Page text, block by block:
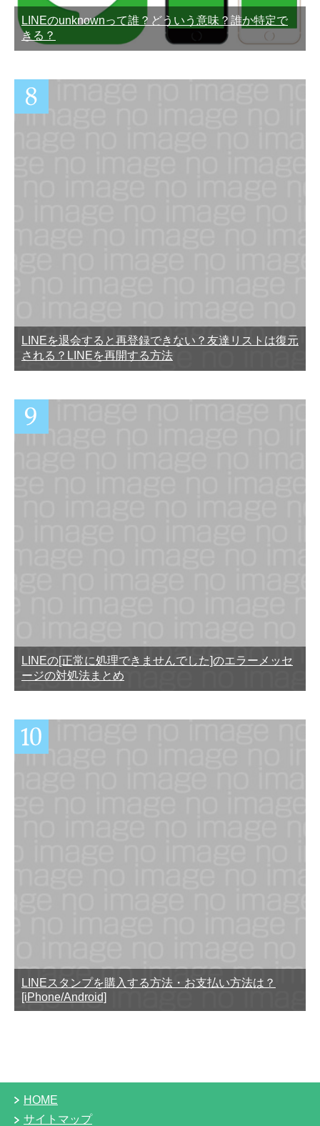
LINEのunknownって誰？どういう意味？誰か特定で
きる？
LINEを退会すると再登録できない？友達リストは復元
される？LINEを再開する方法
LINEの[正常に処理できませんでした]のエラーメッセ
ージの対処法まとめ
LINEスタンプを購入する方法・お支払い方法は？
[iPhone/Android]
HOME
サイトマップ